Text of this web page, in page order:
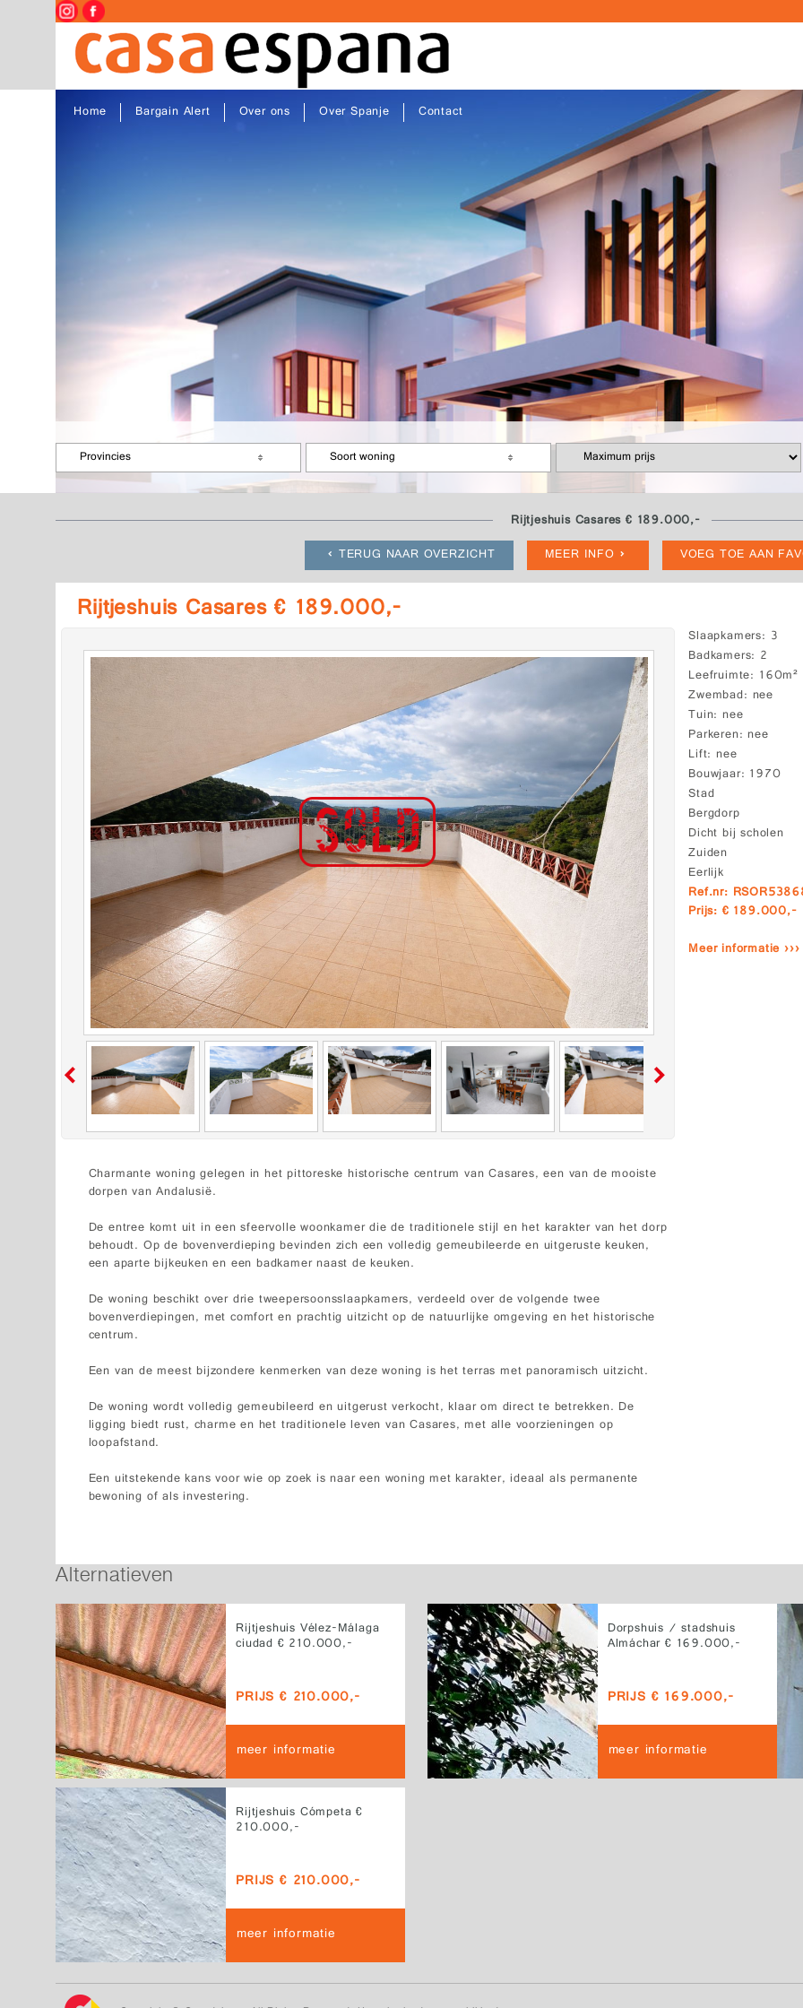
Home Bargain Alert Over ons Over Spanje Contact
Provincies Soort woning
Rijtjeshuis Casares € 189.000,-
TERUG NAAR OVERZICHT
MEER INFO VOEG TOE AAN
Rijtjeshuis Casares € 189.000,-
Slaapkamers 3
Badkamers 2
Leefruimte 160m²
Zwembad nee
Tuin nee
Parkeren nee
Lift nee
Bouwjaar 1970
Stad
Bergdorp
Dicht bij scholen
Zuiden
Eerlijk
Ref.nr:
Prijs: € 189.000,-
Meer informatie ›››
Charmante woning gelegen in het pittoreske historische centrum van Casares, een van de mooiste
dorpen van Andalusië.
De entree komt uit in een sfeervolle woonkamer die de traditionele stijl en het karakter van het dorp
behoudt. Op de bovenverdieping bevinden zich een volledig gemeubileerde en uitgeruste keuken,
een aparte bijkeuken en een badkamer naast de keuken.
De woning beschikt over drie tweepersoonsslaapkamers, verdeeld over de volgende twee
bovenverdiepingen, met comfort en prachtig uitzicht op de natuurlijke omgeving en het historische
centrum.
Een van de meest bijzondere kenmerken van deze woning is het terras met panoramisch uitzicht.
De woning wordt volledig gemeubileerd en uitgerust verkocht, klaar om direct te betrekken. De
ligging biedt rust, charme en het traditionele leven van Casares, met alle voorzieningen op
loopafstand.
Een uitstekende kans voor wie op zoek is naar een woning met karakter, ideaal als permanente
bewoning of als investering.
Alternatieven
Rijtjeshuis Vélez-Málaga
ciudad € 210.000,-
PRIJS € 210.000,-
meer informatie
Dorpshuis / stadshuis
Almáchar € 169.000,-
PRIJS € 169.000,-
meer informatie
Rijtjeshuis Cómpeta €
210.000,-
PRIJS € 210.000,-
meer informatie